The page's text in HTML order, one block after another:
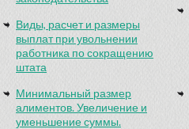
Виды, расчет и размеры
выплат при увольнении
работника по сокращению
штата
Минимальный размер
алиментов. Увеличение и
уменьшение суммы.